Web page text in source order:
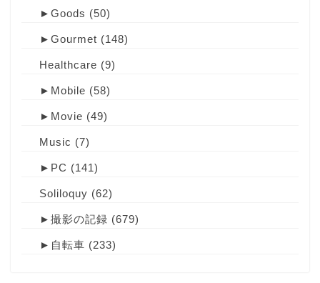
► Goods (50)
► Gourmet (148)
Healthcare (9)
► Mobile (58)
► Movie (49)
Music (7)
► PC (141)
Soliloquy (62)
► 撮影の記録 (679)
► 自転車 (233)